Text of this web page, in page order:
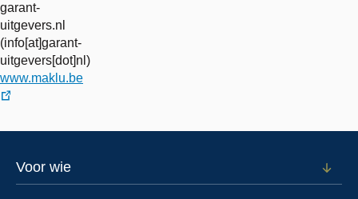
garant-
uitgevers.nl
(info[at]garant-
uitgevers[dot]nl)
www.maklu.be
link
Footer
Voor wie
Open